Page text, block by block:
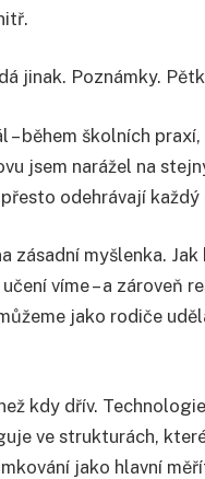
jinak. Poznámky.
– během školních
jsem narážel na
odehrávají
zásadní myšlenka.
víme – a zároveň
jako rodiče
kdy dřív.
ve strukturách,
jako hlavní